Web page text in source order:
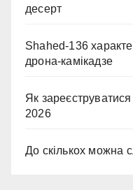
десерт
Shahed-136
дрона-камікадзе
Як зареєструватися
2026
До скількох можна